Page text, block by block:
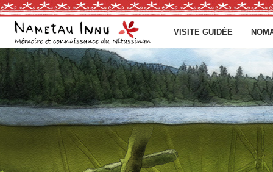
VISITE GUIDÉE